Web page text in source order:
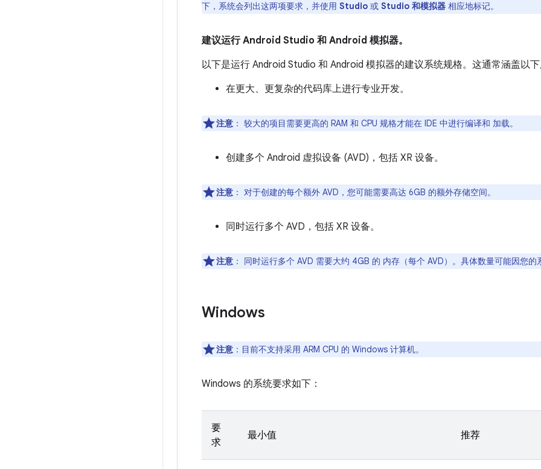
下，系统会列出这两项要求，并使用 Studio 或 Studio 和模拟器 相应地标记。
建议运行 Android Studio 和 Android 模拟器。
以下是运行 Android Studio 和 Android 模拟器的建议系统规格。这通常涵盖以下
在更大、更复杂的代码库上进行专业开发。
注意 ： 较大的项目需要更高的 RAM 和 CPU 规格才能在 IDE 中进行编译和 加载。
创建多个 Android 虚拟设备 (AVD)，包括 XR 设备。
注意 ： 对于创建的每个额外 AVD，您可能需要高达 6GB 的额外存储空间。
同时运行多个 AVD，包括 XR 设备。
注意 ： 同时运行多个 AVD 需要大约 4GB 的 内存（每个 AVD）。具体数量可能因您的
Windows
注意 ：目前不支持采用 ARM CPU 的 Windows 计算机。
Windows 的系统要求如下：
要
求
最小值 推荐